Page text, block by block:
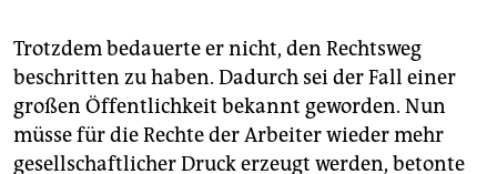
Trotzdem bedauerte er nicht, den Rechtsweg
beschritten zu haben. Dadurch sei der Fall einer
großen Öffentlichkeit bekannt geworden. Nun
müsse für die Rechte der Arbeiter wieder mehr
gesellschaftlicher Druck erzeugt werden, betonte